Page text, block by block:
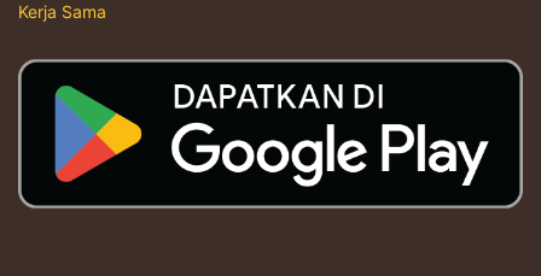
Kerja Sama